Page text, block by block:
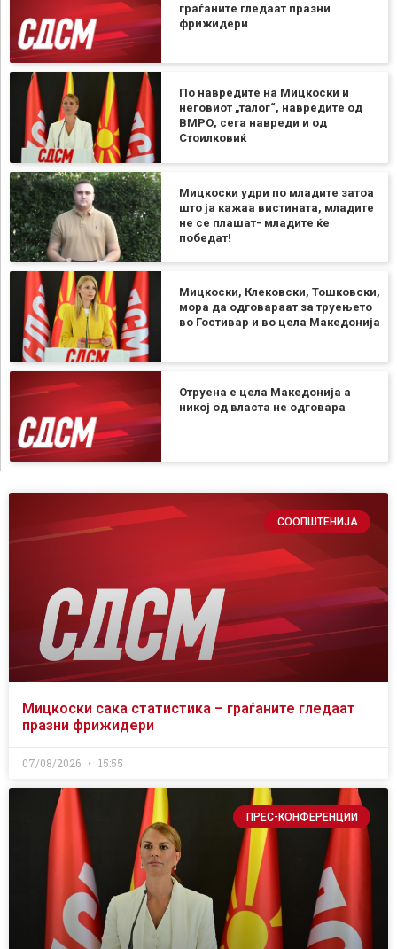
граѓаните гледаат празни
фрижидери
По навредите на Мицкоски и
неговиот „талог“, навредите од
ВМРО, сега навреди и од
Стоилковиќ
Мицкоски удри по младите затоа
што ја кажаа вистината, младите
не се плашат- младите ќе
победат!
Мицкоски, Клековски, Тошковски,
мора да одговараат за труењето
во Гостивар и во цела Македонија
Отруена е цела Македонија а
никој од власта не одговара
СООПШТЕНИЈА
Мицкоски сака статистика – граѓаните гледаат
празни фрижидери
07/08/2026 15:55
ПРЕС-КОНФЕРЕНЦИИ